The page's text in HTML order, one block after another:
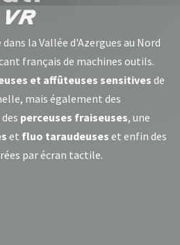
la Vallée d'Azergues au Nord
français de machines outils.
et affûteuses sensitives de
mais également des
des perceuses fraiseuses, une
et fluo taraudeuses et enfin des
par écran tactile.